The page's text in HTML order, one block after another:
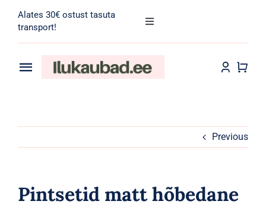
content
Alates 30€ ostust tasuta
transport!
Toggle
for:
Toggle
Meik
Previous
Pintsetid matt hõbedane